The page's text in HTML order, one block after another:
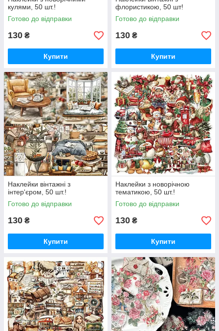
кулями, 50 шт.!
Готово до відправки
130 ₴
Купити
флористикою, 50 шт!
Готово до відправки
130 ₴
Купити
Наклейки вінтажні з
інтер'єром, 50 шт.!
Готово до відправки
130 ₴
Купити
Наклейки з новорічною
тематикою, 50 шт.!
Готово до відправки
130 ₴
Купити